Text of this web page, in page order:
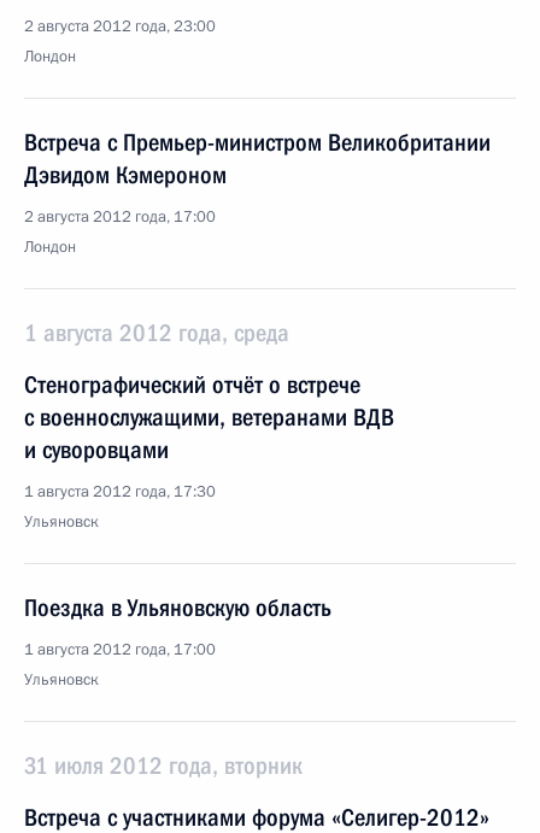
2 августа 2012 года, 23:00
Лондон
Встреча с Премьер-министром Великобритании
Дэвидом Кэмероном
2 августа 2012 года, 17:00
Лондон
1 августа 2012 года, среда
Стенографический отчёт о встрече
с военнослужащими, ветеранами ВДВ
и суворовцами
1 августа 2012 года, 17:30
Ульяновск
Поездка в Ульяновскую область
1 августа 2012 года, 17:00
Ульяновск
31 июля 2012 года, вторник
Встреча с участниками форума «Селигер-2012»